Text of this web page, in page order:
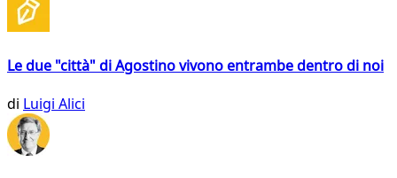
Le due "città" di Agostino vivono entrambe dentro di noi
di Luigi Alici